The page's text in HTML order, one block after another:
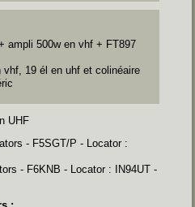
ampli 500w en vhf + FT897
vhf, 19 él en uhf et colinéaire
UHF
- F5SGT/P - Locator :
- F6KNB - Locator : IN94UT -